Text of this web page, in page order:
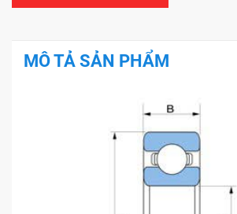
MÔ TẢ SẢN PHẨM